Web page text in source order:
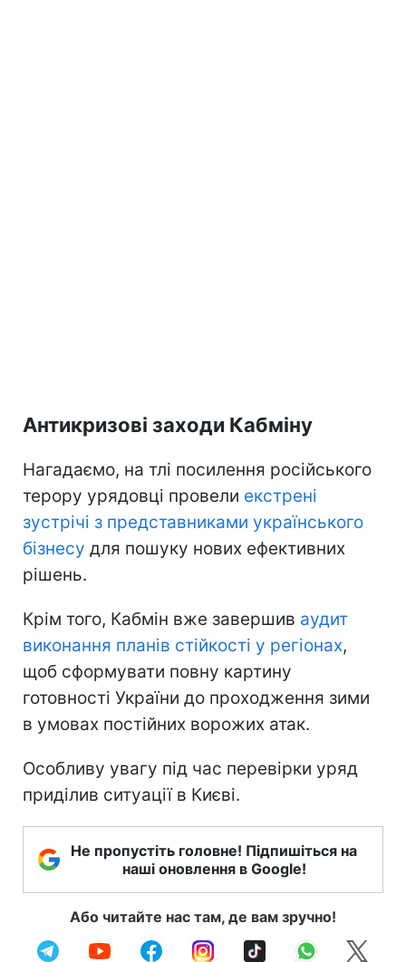
Антикризові заходи Кабміну
Нагадаємо, на тлі посилення російського
терору урядовці провели екстрені
зустрічі з представниками українського
бізнесу для пошуку нових ефективних
рішень.
Крім того, Кабмін вже завершив аудит
виконання планів стійкості у регіонах,
щоб сформувати повну картину
готовності України до проходження зими
в умовах постійних ворожих атак.
Особливу увагу під час перевірки уряд
приділив ситуації в Києві.
Не пропустіть головне! Підпишіться на
наші оновлення в Google!
Або читайте нас там, де вам зручно!